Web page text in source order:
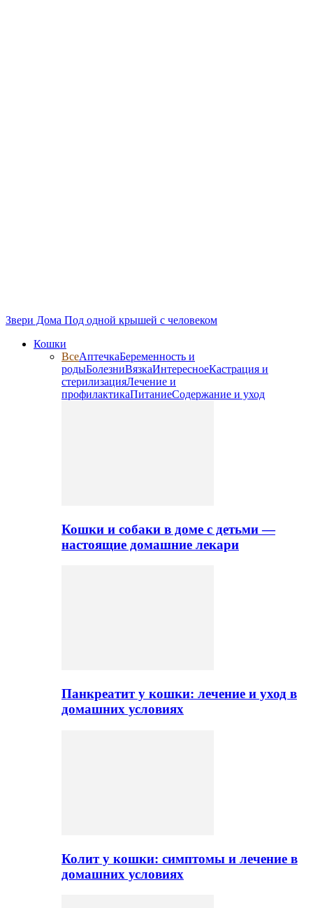
Звери Дома Под одной крышей с человеком
Кошки
ВсеАптечкаБеременность и
родыБолезниВязкаИнтересноеКастрация и
стерилизацияЛечение и
профилактикаПитаниеСодержание и уход
Кошки и собаки в доме с детьми —
настоящие домашние лекари
Панкреатит у кошки: лечение и уход в
домашних условиях
Колит у кошки: симптомы и лечение в
домашних условиях